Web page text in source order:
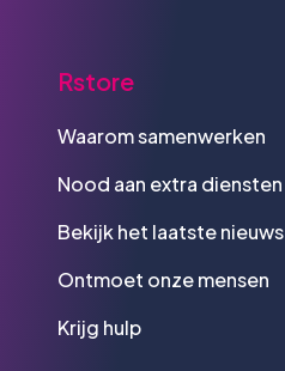
Rstore
Waarom samenwerken
Nood aan extra diensten
Bekijk het laatste nieuws
Ontmoet onze mensen
Krijg hulp